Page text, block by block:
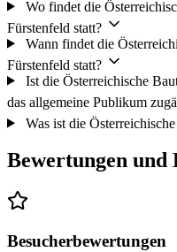
Wo findet die
Fürstenfeld statt?
Wann findet die
Fürstenfeld statt?
Ist die Österreichische
das allgemeine Publikum
Was ist die
Bewertungen und
Besucherbewertungen